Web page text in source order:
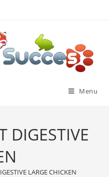
Menu
DIGESTIVE
LARGE CHICKEN